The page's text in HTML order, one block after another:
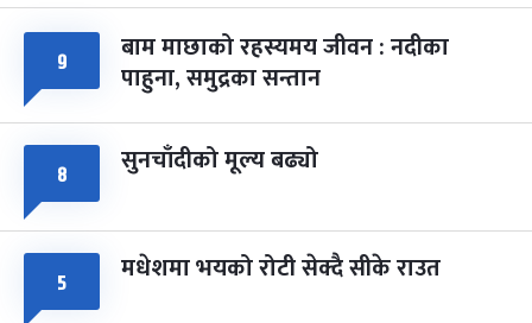
८ फागुपूर्णिमा
चैत्र ८, २०८३-Mar 22, 2027
७ महिना बाँकी
९ बाम माछाको रहस्यमय जीवन : नदीका
पाहुना, समुद्रका सन्तान
८ सुनचाँदीको मूल्य बढ्यो
५ मधेशमा भयको रोटी सेक्दै सीके राउत